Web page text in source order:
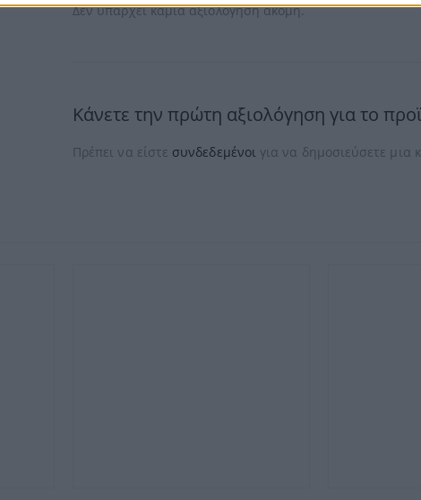
Δεν υπάρχει καμία αξιολόγηση ακόμη.
Κάνετε την πρώτη αξιολόγηση για το
Πρέπει να είστε συνδεδεμένοιγια να δημοσιεύσετε μια